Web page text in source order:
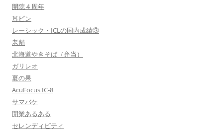
開院４周年
耳ピン
レーシック・ICLの国内成績③
老舗
北海道やきそば（弁当）
ガリレオ
夏の果
AcuFocus IC-8
サマバケ
開業あるある
セレンディピティ